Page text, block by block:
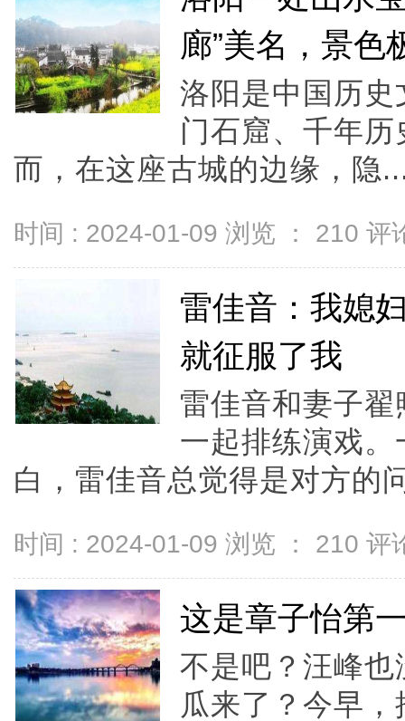
廊”美名，景色
洛阳是中国历
门石窟、千年
而，在这座古城的边缘，隐
时间 : 2024-01-09 浏览 ： 210 评
雷佳音：我媳
就征服了我
雷佳音和妻子
一起排练演戏
白，雷佳音总觉得是对方的
时间 : 2024-01-09 浏览 ： 210 评
这是章子怡第
不是吧？汪峰
瓜来了？今早